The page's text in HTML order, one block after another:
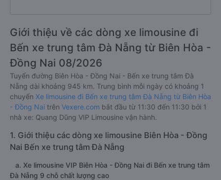
Giới thiệu về các dòng xe limousine đi
Bến xe trung tâm Đà Nẵng từ Biên Hòa -
Đồng Nai 08/2026
Tuyến đường Biên Hòa - Đồng Nai - Bến xe trung tâm Đà
Nẵng dài khoảng 945 km. Trung bình mỗi ngày có khoảng 1
chuyến Xe limousine đi Bến xe trung tâm Đà Nẵng từ Biên Hòa
- Đồng Nai trên Vexere.com bắt đầu từ 11:30 đến 11:30 bởi 1
nhà xe: Quang Dũng VIP Limousine vận hành.
1. Giới thiệu các dòng xe limousine Biên Hòa - Đồng
Nai Bến xe trung tâm Đà Nẵng
a. Xe limousine VIP Biên Hòa - Đồng Nai đi Bến xe trung tâm
Đà Nẵng 9 chỗ chất lượng cao